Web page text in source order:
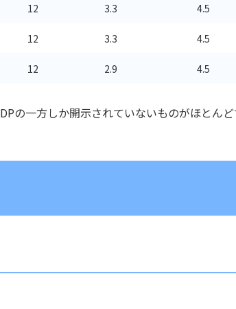
12 3.3 4.5
12 3.3 4.5
12 2.9 4.5
の一方しか開示されていないものがほとん